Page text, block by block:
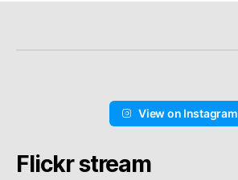
View on Instagram
Flickr stream